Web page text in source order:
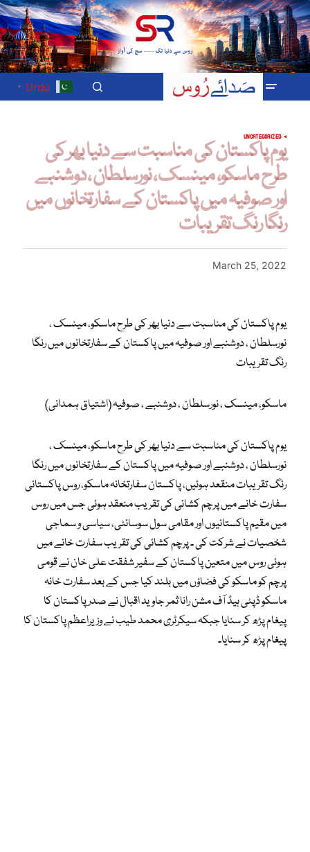
Urdu
▼
UNCATEGORIZED
یوم پاکستان کی مناسبت سے دنیا بھر کی
طرح ماسکو، مینسک ، نورسلطان ، دوشنبے
اور صوفیہ میں پاکستان کے سفارتخانوں میں
رنگا رنگ تقریبات
March 25, 2022
یوم پاکستان کی مناسبت سے دنیا بھر کی طرح ماسکو، مینسک ،
نورسلطان ، دوشنبے اور صوفیہ میں پاکستان کے سفارتخانوں میں رنگا
رنگ تقریبات
ماسکو، مینسک ، نورسلطان ، دوشنبے ، صوفیہ (اشتیاق ہمدانی)
یوم پاکستان کی مناسبت سے دنیا بھر کی طرح ماسکو، مینسک ،
نورسلطان ، دوشنبے اور صوفیہ میں پاکستان کے سفارتخانوں میں رنگا
رنگ تقریبات منقعد ہوئیں، پاکستان سفارتخانہ ماسکو، روس پاکستانی
سفارت خانے میں پرچم کشائی کی تقریب منعقد ہوئی جس میں روس
میں مقیم پاکستانیوں اور مقامی سول سوسائٹی، سیاسی و سماجی
شخصیات نے شرکت کی ۔ پرچم کشائی کی تقریب سفارت خانے میں
ہوئی روس میں متعین پاکستان کے سفیر شفقت علی خان نے قومی
پرچم کو ماسکو کی فضاؤں میں بلند کیا جس کے بعد سفارت خانہ
ماسکو ڈپٹی ہیڈ آف مشن رانا ثمر جاوید اقبال نے صدر پاکستان کا
پیغام پڑھ کر سنایا جبکہ سیکرٹری محمد طیب نے وزیراعظم پاکستان کا
پیغام پڑھ کر سنایا۔